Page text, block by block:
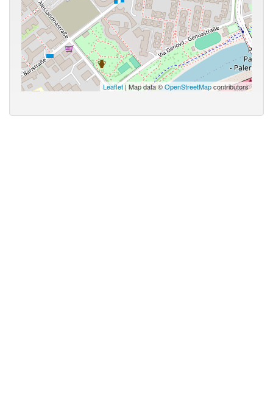
Leaflet | Map data ©OpenStreetMapcontributors